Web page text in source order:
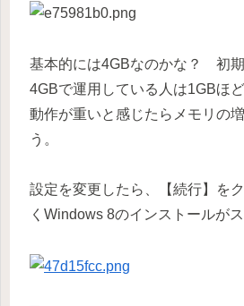
基本的には4GBなのかな？ 初期
4GBで運用している人は1GBほ
動作が重いと感じたらメモリの
う。
設定を変更したら、【続行】を
くWindows 8のインストールがス